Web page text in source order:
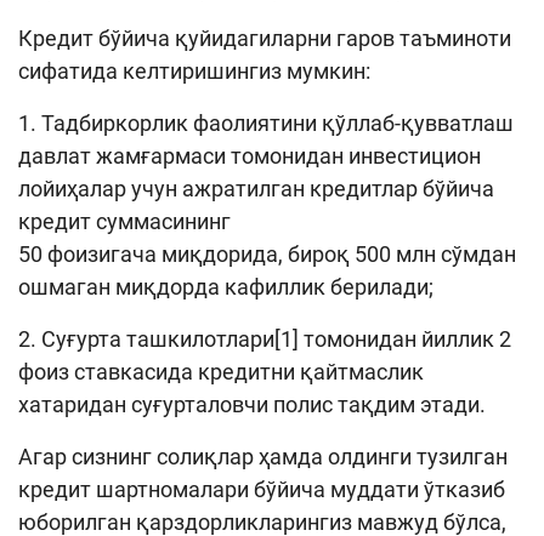
Кредит бўйича қуйидагиларни гаров таъминоти
сифатида келтиришингиз мумкин:
1. Тадбиркорлик фаолиятини қўллаб-қувватлаш
давлат жамғармаси томонидан инвестицион
лойиҳалар учун ажратилган кредитлар бўйича
кредит суммасининг
50 фоизигача миқдорида, бироқ 500 млн сўмдан
ошмаган миқдорда кафиллик берилади;
2. Суғурта ташкилотлари[1] томонидан йиллик 2
фоиз ставкасида кредитни қайтмаслик
хатаридан суғурталовчи полис тақдим этади.
Агар сизнинг солиқлар ҳамда олдинги тузилган
кредит шартномалари бўйича муддати ўтказиб
юборилган қарздорликларингиз мавжуд бўлса,